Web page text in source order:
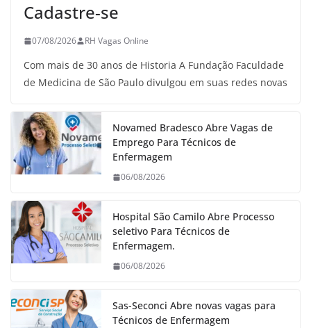
Cadastre-se
07/08/2026 RH Vagas Online
Com mais de 30 anos de Historia A Fundação Faculdade
de Medicina de São Paulo divulgou em suas redes novas
Novamed Bradesco Abre Vagas de
Emprego Para Técnicos de
Enfermagem
06/08/2026
Hospital São Camilo Abre Processo
seletivo Para Técnicos de
Enfermagem.
06/08/2026
Sas-Seconci Abre novas vagas para
Técnicos de Enfermagem